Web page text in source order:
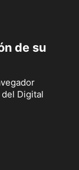
de su
Digital